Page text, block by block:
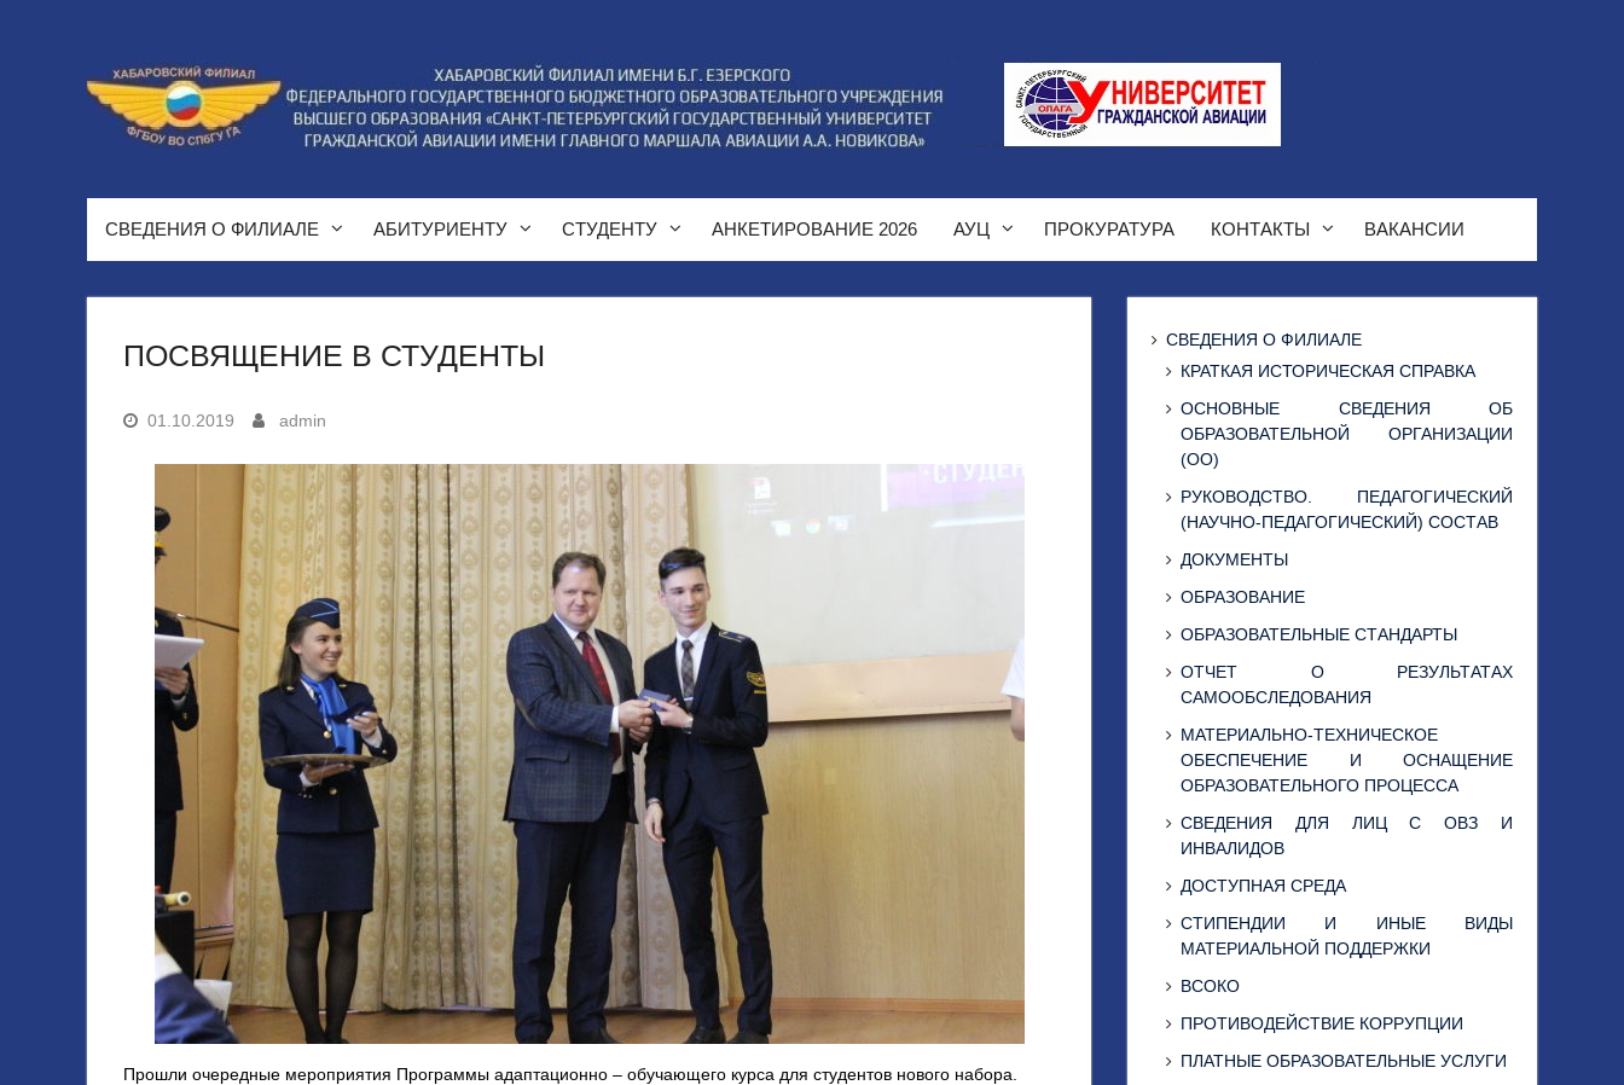
СВЕДЕНИЯ О ФИЛИАЛЕ АБИТУРИЕНТУ СТУДЕНТУ АНКЕТИРОВАНИЕ 2026 АУЦ ПРОКУРАТУРА КОНТАКТЫ ВАКАНСИИ
ПОСВЯЩЕНИЕ В СТУДЕНТЫ
01.10.2019 admin
Прошли очередные мероприятия Программы адаптационно – обучающего курса для студентов нового набора.
СВЕДЕНИЯ О ФИЛИАЛЕ
КРАТКАЯ ИСТОРИЧЕСКАЯ СПРАВКА
ОСНОВНЫЕ СВЕДЕНИЯ ОБ
ОБРАЗОВАТЕЛЬНОЙ ОРГАНИЗАЦИИ
(ОО)
РУКОВОДСТВО. ПЕДАГОГИЧЕСКИЙ
(НАУЧНО-ПЕДАГОГИЧЕСКИЙ) СОСТАВ
ДОКУМЕНТЫ
ОБРАЗОВАНИЕ
ОБРАЗОВАТЕЛЬНЫЕ СТАНДАРТЫ
ОТЧЕТ О РЕЗУЛЬТАТАХ
САМООБСЛЕДОВАНИЯ
МАТЕРИАЛЬНО-ТЕХНИЧЕСКОЕ
ОБЕСПЕЧЕНИЕ И ОСНАЩЕНИЕ
ОБРАЗОВАТЕЛЬНОГО ПРОЦЕССА
СВЕДЕНИЯ ДЛЯ ЛИЦ С ОВЗ И
ИНВАЛИДОВ
ДОСТУПНАЯ СРЕДА
СТИПЕНДИИ И ИНЫЕ ВИДЫ
МАТЕРИАЛЬНОЙ ПОДДЕРЖКИ
ВСОКО
ПРОТИВОДЕЙСТВИЕ КОРРУПЦИИ
ПЛАТНЫЕ ОБРАЗОВАТЕЛЬНЫЕ УСЛУГИ